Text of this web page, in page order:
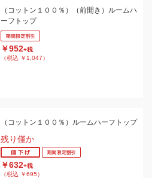
（コットン１００％）（前開き）ルームハ
ーフトップ
￥952+税
（税込 ￥1,047）
（コットン１００％）ルームハーフトップ
残り僅か
￥632+税
（税込 ￥695）